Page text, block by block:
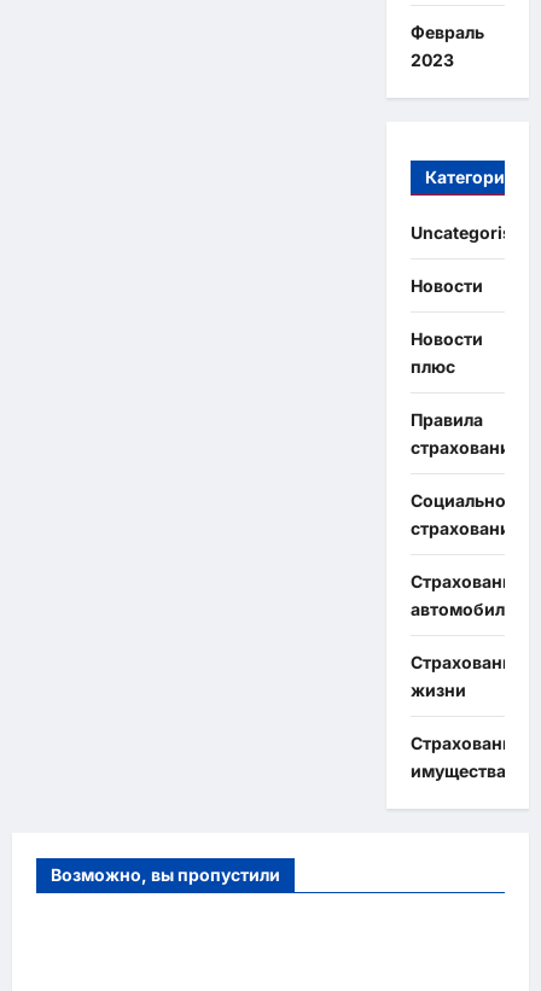
Февраль
2023
Категории
Uncategorised
Новости
Новости
плюс
Правила
страхования
Социальное
страхование
Страхование
автомобиля
Страхование
жизни
Страхование
имущества
Возможно, вы пропустили